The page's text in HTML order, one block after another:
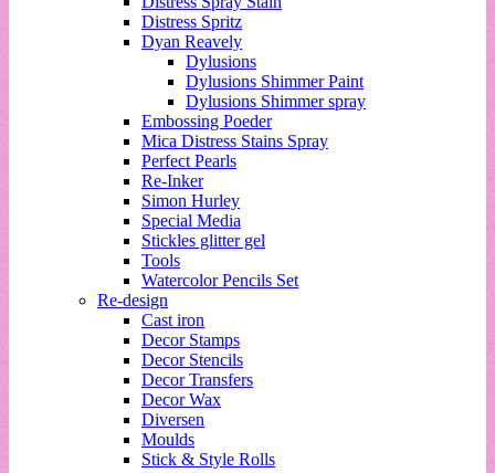
Distress Spritz
Dyan Reavely
Dylusions
Dylusions Shimmer Paint
Dylusions Shimmer spray
Embossing Poeder
Mica Distress Stains Spray
Perfect Pearls
Re-Inker
Simon Hurley
Special Media
Stickles glitter gel
Tools
Watercolor Pencils Set
Re-design
Cast iron
Decor Stamps
Decor Stencils
Decor Transfers
Decor Wax
Diversen
Moulds
Stick & Style Rolls